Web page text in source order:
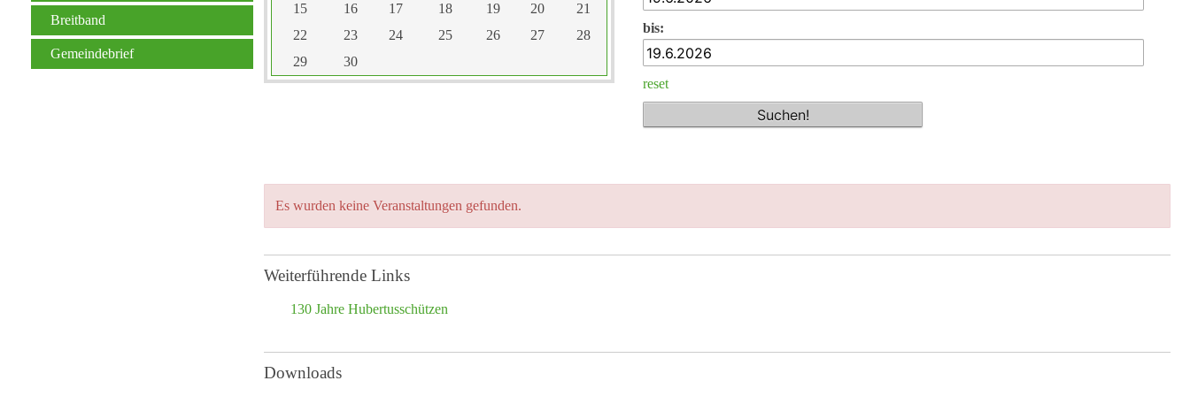
Breitband
Gemeindebrief
15
16 17 18 19 20
21
22
23 24 25 26 27
28
29
30
bis:
reset
Es wurden keine Veranstaltungen gefunden.
Weiterführende Links
130 Jahre Hubertusschützen
Downloads